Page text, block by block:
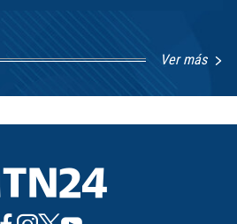
Ver más